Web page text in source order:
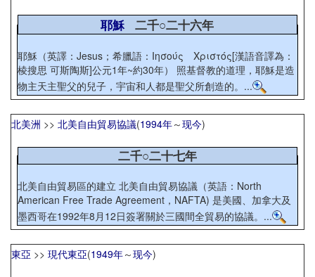
耶穌二千○二十六年
耶穌（英譯：Jesus；希臘語：Ιησούς Χριστός[漢語音譯為：
棱搜思 可斯陶斯]公元1年~約30年） 照基督教的道理，耶穌是造
物主天主聖父的兒子，宇宙和人都是聖父所創造的。...
北美洲 >> 北美自由貿易協議(1994年～现今)
二千○二十七年
北美自由貿易區的建立 北美自由貿易協議（英語：North
American Free Trade Agreement，NAFTA) 是美國、加拿大及
墨西哥在1992年8月12日簽署關於三國間全貿易的協議。...
東亞 >> 現代東亞(1949年～现今)